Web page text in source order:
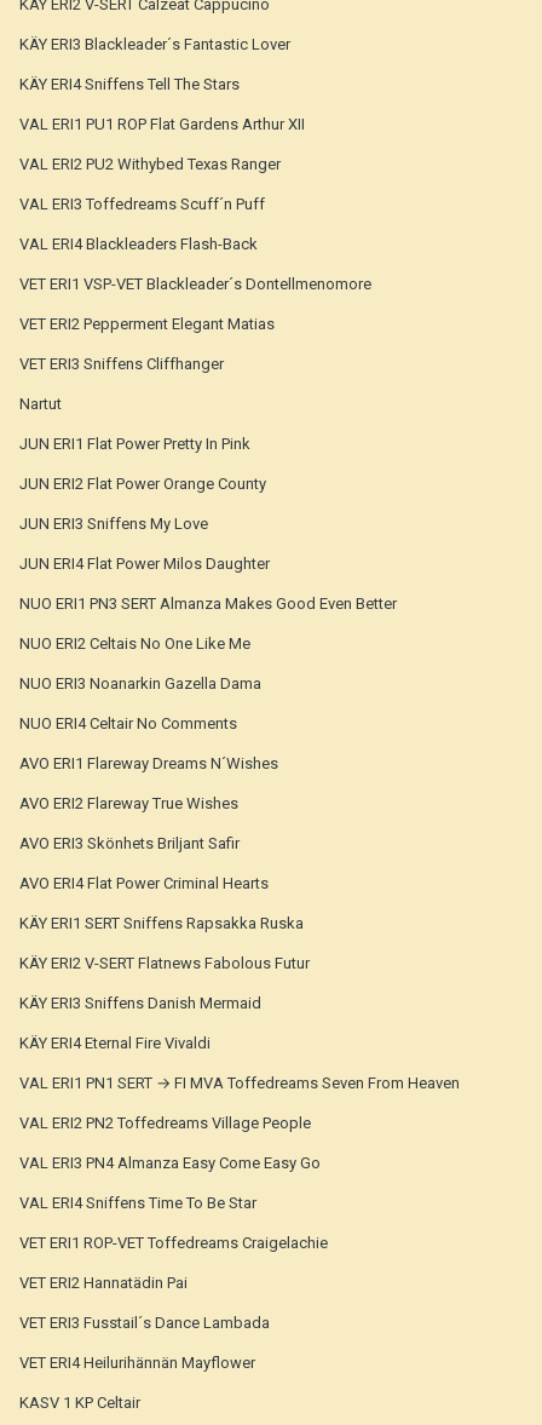
KÄY ERI2 V-SERT Calzeat Cappucino
KÄY ERI3 Blackleader´s Fantastic Lover
KÄY ERI4 Sniffens Tell The Stars
VAL ERI1 PU1 ROP Flat Gardens Arthur XII
VAL ERI2 PU2 Withybed Texas Ranger
VAL ERI3 Toffedreams Scuff´n Puff
VAL ERI4 Blackleaders Flash-Back
VET ERI1 VSP-VET Blackleader´s Dontellmenomore
VET ERI2 Pepperment Elegant Matias
VET ERI3 Sniffens Cliffhanger
Nartut
JUN ERI1 Flat Power Pretty In Pink
JUN ERI2 Flat Power Orange County
JUN ERI3 Sniffens My Love
JUN ERI4 Flat Power Milos Daughter
NUO ERI1 PN3 SERT Almanza Makes Good Even Better
NUO ERI2 Celtais No One Like Me
NUO ERI3 Noanarkin Gazella Dama
NUO ERI4 Celtair No Comments
AVO ERI1 Flareway Dreams N´Wishes
AVO ERI2 Flareway True Wishes
AVO ERI3 Skönhets Briljant Safir
AVO ERI4 Flat Power Criminal Hearts
KÄY ERI1 SERT Sniffens Rapsakka Ruska
KÄY ERI2 V-SERT Flatnews Fabolous Futur
KÄY ERI3 Sniffens Danish Mermaid
KÄY ERI4 Eternal Fire Vivaldi
VAL ERI1 PN1 SERT → FI MVA Toffedreams Seven From Heaven
VAL ERI2 PN2 Toffedreams Village People
VAL ERI3 PN4 Almanza Easy Come Easy Go
VAL ERI4 Sniffens Time To Be Star
VET ERI1 ROP-VET Toffedreams Craigelachie
VET ERI2 Hannatädin Pai
VET ERI3 Fusstail´s Dance Lambada
VET ERI4 Heilurihännän Mayflower
KASV 1 KP Celtair